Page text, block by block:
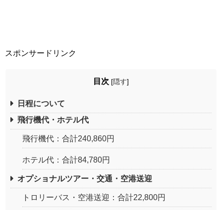
スポンサードリンク
目次 [隠す]
日程について
飛行機代・ホテル代
飛行機代：合計240,860円
ホテル代：合計84,780円
オプショナルツアー・交通・空港送迎
トロリーバス・空港送迎：合計22,800円